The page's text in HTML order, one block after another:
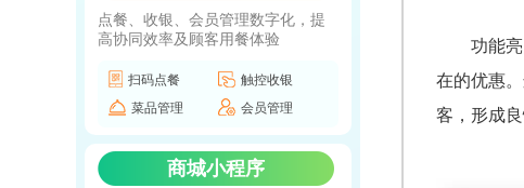
点餐、收银、会员管理数字化，提
高协同效率及顾客用餐体验
扫码点餐
触控收银
菜品管理
会员管理
商城小程序
功能
在的优惠
客，形成